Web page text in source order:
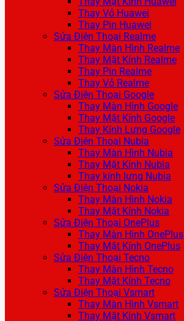
Thay Vỏ Huawei
Thay Pin Huawei
Sửa Điện Thoại Realme
Thay Màn Hình Realme
Thay Mặt Kính Realme
Thay Pin Realme
Thay Vỏ Realme
Sửa Điện Thoại Google
Thay Màn Hình Google
Thay Mặt Kính Google
Thay Kính Lưng Google
Sửa Điện Thoại Nubia
Thay Màn Hình Nubia
Thay Mặt Kính Nubia
Thay kính lưng Nubia
Sửa Điện Thoại Nokia
Thay Màn Hình Nokia
Thay Mặt Kính Nokia
Sửa Điện Thoại OnePlus
Thay Màn Hình OnePlus
Thay Mặt Kính OnePlus
Sửa Điện Thoại Tecno
Thay Màn Hình Tecno
Thay Mặt Kính Tecno
Sửa Điện Thoại Vsmart
Thay Màn Hình Vsmart
Thay Mặt Kính Vsmart